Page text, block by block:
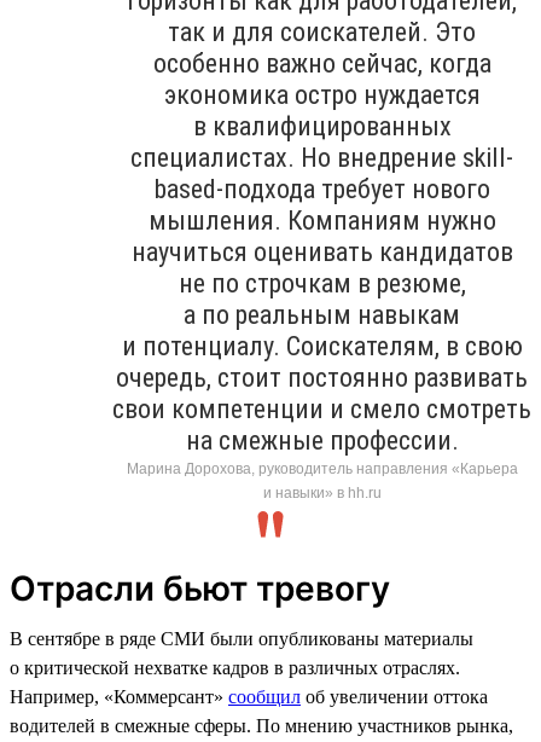
так и для соискателей. Это
особенно важно сейчас, когда
экономика остро нуждается
в квалифицированных
специалистах. Но внедрение skill-
based-подхода требует нового
мышления. Компаниям нужно
научиться оценивать кандидатов
не по строчкам в резюме,
а по реальным навыкам
и потенциалу. Соискателям, в свою
очередь, стоит постоянно развивать
свои компетенции и смело смотреть
на смежные профессии.
Марина Дорохова, руководитель направления «Карьера
и навыки» в hh.ru
Отрасли бьют тревогу
В сентябре в ряде СМИ были опубликованы материалы
о критической нехватке кадров в различных отраслях.
Например, «Коммерсант» сообщил об увеличении оттока
водителей в смежные сферы. По мнению участников рынка,